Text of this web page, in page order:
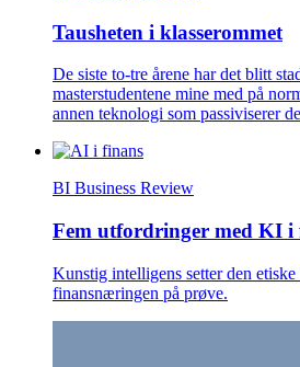
Tausheten i klasserommet
De siste to-tre årene har det blitt
masterstudentene mine med på
annen teknologi som passiviserer
BI Business Review
Fem utfordringer med KI i
Kunstig intelligens setter den etiske
finansnæringen på prøve.